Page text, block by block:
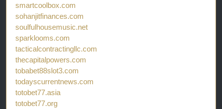
smartcoolbox.com
sohanjitfinances.com
soulfulhousemusic.net
sparklooms.com
tacticalcontractingllc.com
thecapitalpowers.com
tobabet88slot3.com
todayscurrentnews.com
totobet77.asia
totobet77.org